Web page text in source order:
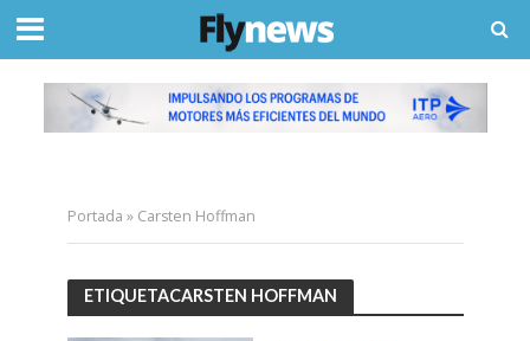
Portada » Carsten Hoffman
ETIQUETACARSTEN HOFFMAN